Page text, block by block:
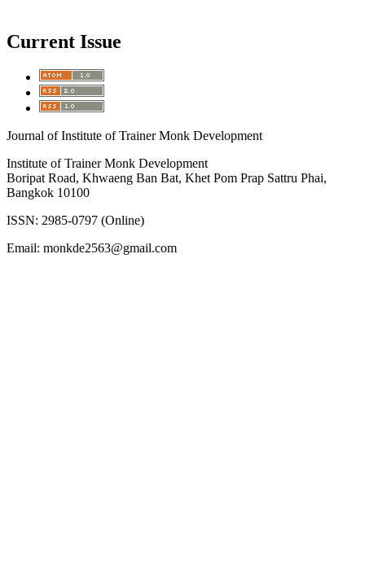
Current Issue
Journal of Institute of Trainer Monk Development
Institute of Trainer Monk Development
Boripat Road, Khwaeng Ban Bat, Khet Pom Prap Sattru Phai,
Bangkok 10100
ISSN: 2985-0797 (Online)
Email: monkde2563@gmail.com